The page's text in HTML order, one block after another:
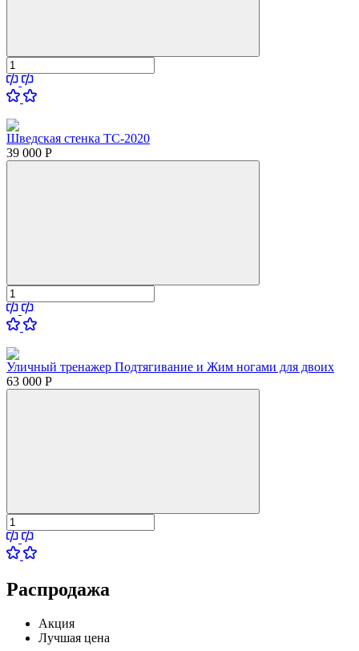
Шведская стенка ТС-2020
39 000 Р
Уличный тренажер Подтягивание и Жим ногами для двоих
63 000 Р
Распродажа
Акция
Лучшая цена